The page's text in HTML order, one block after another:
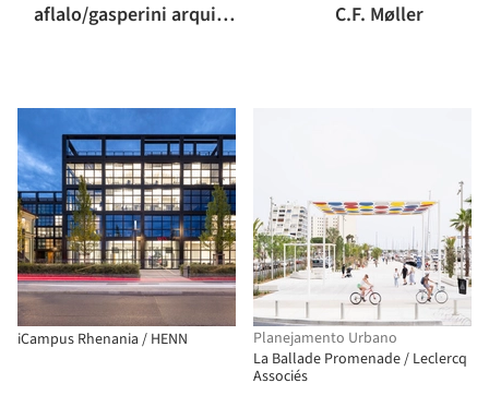
aflalo/gasperini arquitetos C.F. Møller
iCampus Rhenania / HENN
Planejamento Urbano
La Ballade Promenade / Leclercq
Associés